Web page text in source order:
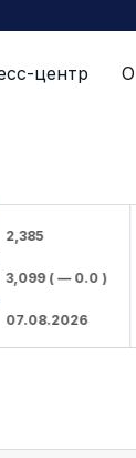
центр
( — 0.0 )